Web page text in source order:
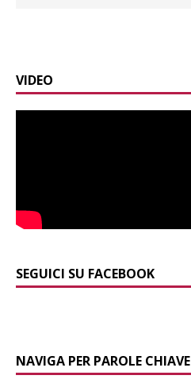
VIDEO
SEGUICI SU FACEBOOK
NAVIGA PER PAROLE CHIAVE